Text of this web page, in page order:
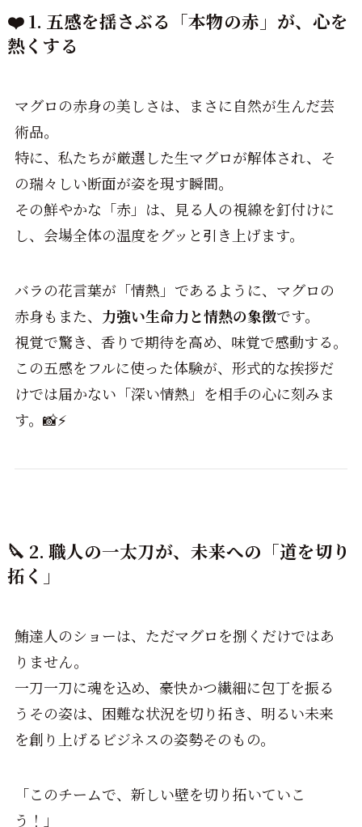
❤️ 1. 五感を揺さぶる「本物の赤」が、心を
熱くする
マグロの赤身の美しさは、まさに自然が生んだ芸
術品。
特に、私たちが厳選した生マグロが解体され、そ
の瑞々しい断面が姿を現す瞬間。
その鮮やかな「赤」は、見る人の視線を釘付けに
し、会場全体の温度をグッと引き上げます。
バラの花言葉が「情熱」であるように、マグロの
赤身もまた、 力強い生命力と情熱の象徴です。
視覚で驚き、香りで期待を高め、味覚で感動する。
この五感をフルに使った体験が、形式的な挨拶だ
けでは届かない「深い情熱」を相手の心に刻みま
す。📸⚡️
🔪 2. 職人の一太刀が、未来への「道を切り
拓く」
鮪達人のショーは、ただマグロを捌くだけではあ
りません。
一刀一刀に魂を込め、豪快かつ繊細に包丁を振る
うその姿は、困難な状況を切り拓き、明るい未来
を創り上げるビジネスの姿勢そのもの。
「このチームで、新しい壁を切り拓いていこ
う！」